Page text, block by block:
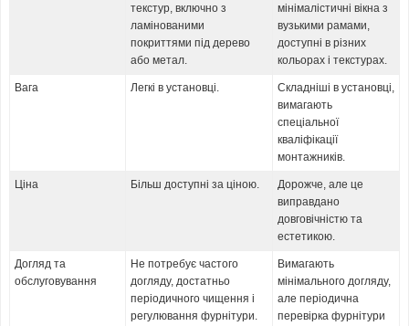
текстур, включно з
ламінованими
покриттями під дерево
або метал.
мінімалістичні вікна з
вузькими рамами,
доступні в різних
кольорах і текстурах.
Вага Легкі в установці.
Складніші в установці,
вимагають
спеціальної
кваліфікації
монтажників.
Ціна Більш доступні за ціною.
Дорожче, але це
виправдано
довговічністю та
естетикою.
Догляд та
обслуговування
Не потребує частого
догляду, достатньо
періодичного чищення і
регулювання фурнітури.
Вимагають
мінімального догляду,
але періодична
перевірка фурнітури